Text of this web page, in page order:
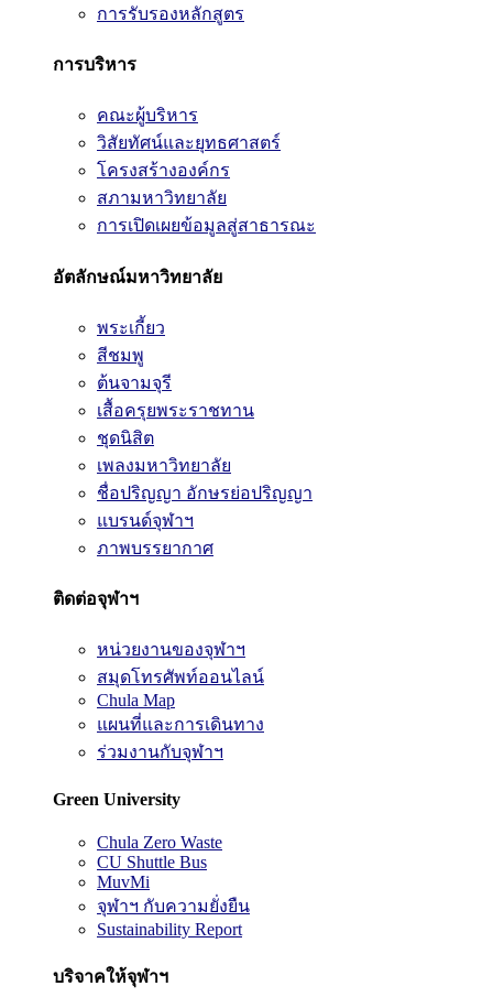
การรับรองหลักสูตร
การบริหาร
คณะผู้บริหาร
วิสัยทัศน์และยุทธศาสตร์
โครงสร้างองค์กร
สภามหาวิทยาลัย
การเปิดเผยข้อมูลสู่สาธารณะ
อัตลักษณ์มหาวิทยาลัย
พระเกี้ยว
สีชมพู
ต้นจามจุรี
เสื้อครุยพระราชทาน
ชุดนิสิต
เพลงมหาวิทยาลัย
ชื่อปริญญา อักษรย่อปริญญา
แบรนด์จุฬาฯ
ภาพบรรยากาศ
ติดต่อจุฬาฯ
หน่วยงานของจุฬาฯ
สมุดโทรศัพท์ออนไลน์
Chula Map
แผนที่และการเดินทาง
ร่วมงานกับจุฬาฯ
Green University
Chula Zero Waste
CU Shuttle Bus
MuvMi
จุฬาฯ กับความยั่งยืน
Sustainability Report
บริจาคให้จุฬาฯ